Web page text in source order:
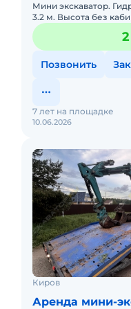
Мини экскаватор.
3.2 м. Высота без
бассейны. Можем
оплачи
Позвонить
10.06.2026
7 лет на площадке
Киров
Аренда мини-